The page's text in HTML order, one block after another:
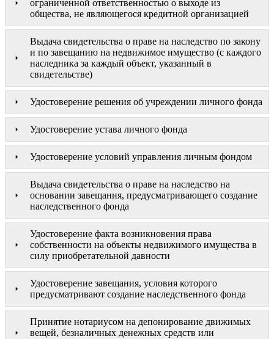
ограниченной ответственностью о выходе из
общества, не являющегося кредитной организацией
Выдача свидетельства о праве на наследство по закону
и по завещанию на недвижимое имущество (с каждого
наследника за каждый объект, указанный в
свидетельстве)
Удостоверение решения об учреждении личного фонда
Удостоверение устава личного фонда
Удостоверение условий управления личным фондом
Выдача свидетельства о праве на наследство на
основании завещания, предусматривающего создание
наследственного фонда
Удостоверение факта возникновения права
собственности на объекты недвижимого имущества в
силу приобретательной давности
Удостоверение завещания, условия которого
предусматривают создание наследственного фонда
Принятие нотариусом на депонирование движимых
вещей, безналичных денежных средств или